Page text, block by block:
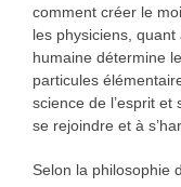
comment créer le
les physiciens,
humaine détermine
particules
science de l’esprit
se rejoindre et à
Selon la philosophie